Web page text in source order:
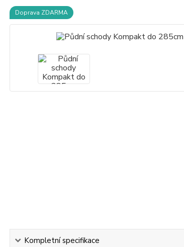
Doprava ZDARMA
Kompletní specifikace